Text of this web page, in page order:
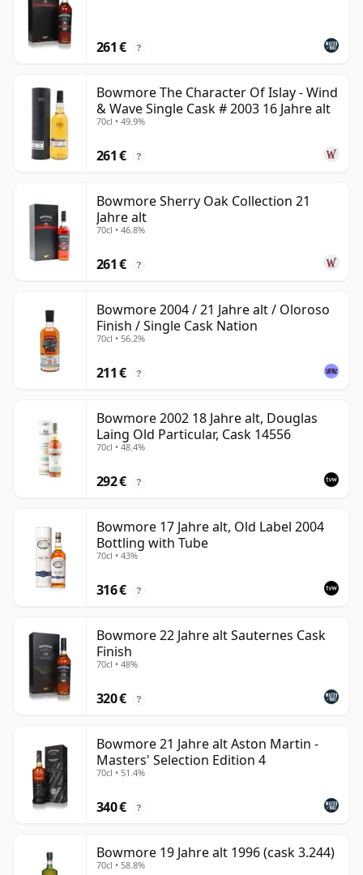
261 € ?
Bowmore The Character Of Islay - Wind
& Wave Single Cask # 2003 16 Jahre alt
70cl • 49.9%
261 € ?
Bowmore Sherry Oak Collection 21
Jahre alt
70cl • 46.8%
261 € ?
Bowmore 2004 / 21 Jahre alt / Oloroso
Finish / Single Cask Nation
70cl • 56.2%
211 € ?
Bowmore 2002 18 Jahre alt, Douglas
Laing Old Particular, Cask 14556
70cl • 48.4%
292 € ?
Bowmore 17 Jahre alt, Old Label 2004
Bottling with Tube
70cl • 43%
316 € ?
Bowmore 22 Jahre alt Sauternes Cask
Finish
70cl • 48%
320 € ?
Bowmore 21 Jahre alt Aston Martin -
Masters' Selection Edition 4
70cl • 51.4%
340 € ?
Bowmore 19 Jahre alt 1996 (cask 3.244)
70cl • 58.8%